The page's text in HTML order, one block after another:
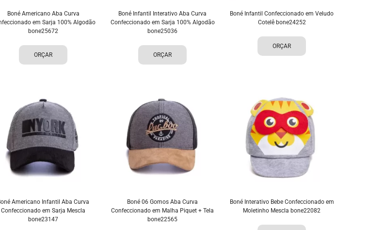
Boné Americano Aba Curva
em Sarja 100% Algodão
bone25672
ORÇAR
Boné Infantil Interativo Aba Curva
Confeccionado em Sarja 100% Algodão
bone25036
ORÇAR
Boné Infantil Confeccionado em Veludo
Cotelê bone24252
ORÇAR
Americano Infantil Aba Curva
Confeccionado em Sarja Mescla
bone23147
Boné 06 Gomos Aba Curva
Confeccionado em Malha Piquet + Tela
bone22565
Boné Interativo Bebe Confeccionado em
Moletinho Mescla bone22082